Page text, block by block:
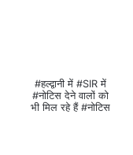
#हल्द्वानी में #SIR में
#नोटिस देने वालों को
भी मिल रहे हैं #नोटिस